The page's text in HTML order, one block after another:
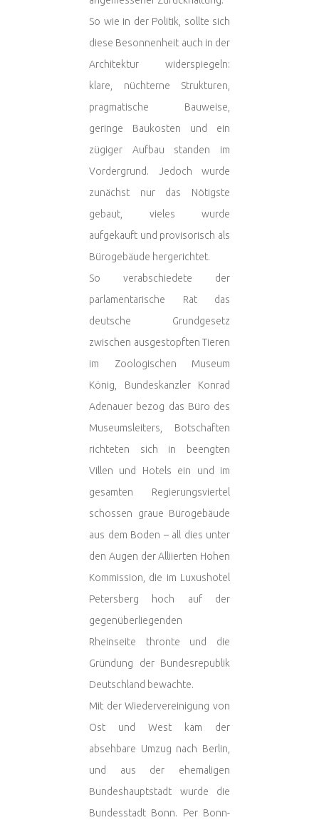
So wie in der Politik, sollte sich
diese Besonnenheit auch in der
Architektur widerspiegeln:
klare, nüchterne Strukturen,
pragmatische Bauweise,
geringe Baukosten und ein
zügiger Aufbau standen im
Vordergrund. Jedoch wurde
zunächst nur das Nötigste
gebaut, vieles wurde
aufgekauft und provisorisch als
Bürogebäude hergerichtet.
So verabschiedete der
parlamentarische Rat das
deutsche Grundgesetz
zwischen ausgestopften Tieren
im Zoologischen Museum
König, Bundeskanzler Konrad
Adenauer bezog das Büro des
Museumsleiters, Botschaften
richteten sich in beengten
Villen und Hotels ein und im
gesamten Regierungsviertel
schossen graue Bürogebäude
aus dem Boden – all dies unter
den Augen der Alliierten Hohen
Kommission, die im Luxushotel
Petersberg hoch auf der
gegenüberliegenden
Rheinseite thronte und die
Gründung der Bundesrepublik
Deutschland bewachte.
Mit der Wiedervereinigung von
Ost und West kam der
absehbare Umzug nach Berlin,
und aus der ehemaligen
Bundeshauptstadt wurde die
Bundesstadt Bonn. Per Bonn-